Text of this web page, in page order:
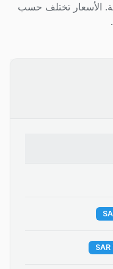
الأسعار تختلف حسب